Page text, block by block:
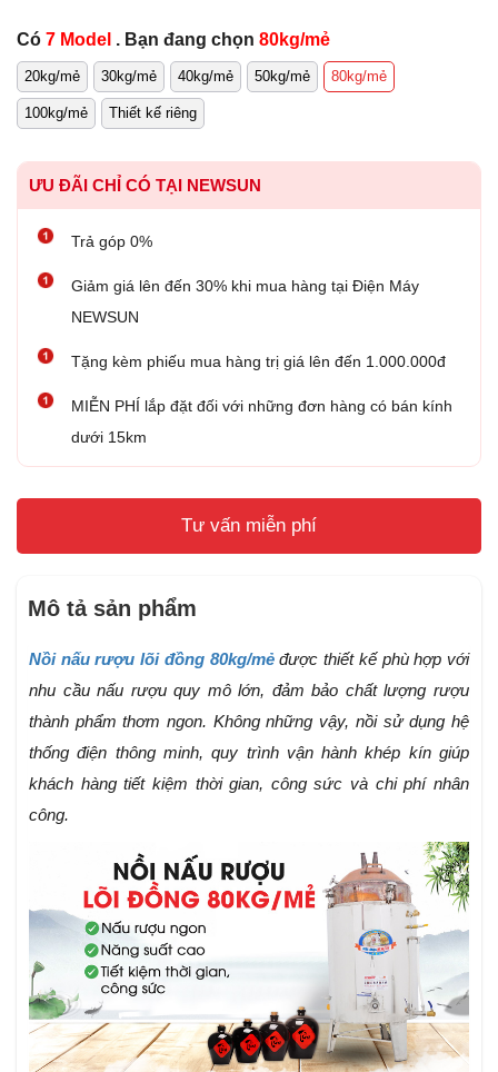
Có 7 Model . Bạn đang chọn 80kg/mẻ
20kg/mẻ 30kg/mẻ 40kg/mẻ 50kg/mẻ 80kg/mẻ
100kg/mẻ Thiết kế riêng
ƯU ĐÃI CHỈ CÓ TẠI NEWSUN
Trả góp 0%
Giảm giá lên đến 30% khi mua hàng tại Điện Máy
NEWSUN
Tặng kèm phiếu mua hàng trị giá lên đến 1.000.000đ
MIỄN PHÍ lắp đặt đối với những đơn hàng có bán kính
dưới 15km
Tư vấn miễn phí
Mô tả sản phẩm
Nồi nấu rượu lõi đồng 80kg/mẻđược thiết kế phù hợp với
nhu cầu nấu rượu quy mô lớn, đảm bảo chất lượng rượu
thành phẩm thơm ngon. Không những vậy, nồi sử dụng hệ
thống điện thông minh, quy trình vận hành khép kín giúp
khách hàng tiết kiệm thời gian, công sức và chi phí nhân
công.